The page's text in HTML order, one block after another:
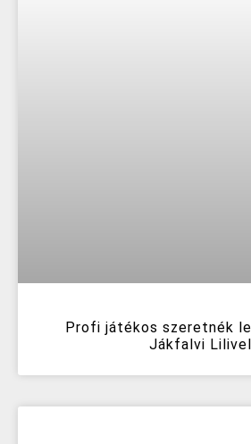
Profi játékos szeretnék
Jákfalvi Lilivel